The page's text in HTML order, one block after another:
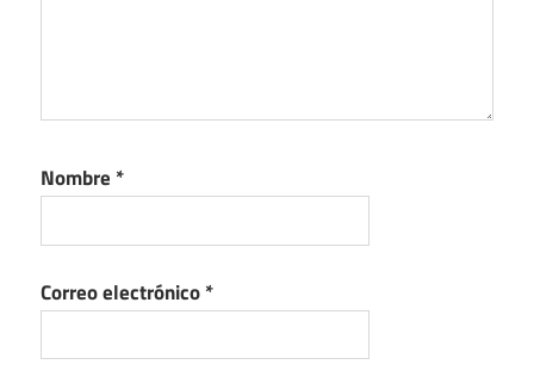
Nombre *
Correo electrónico*